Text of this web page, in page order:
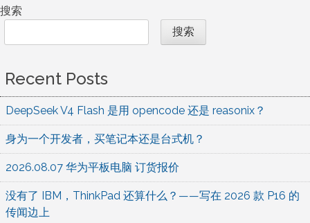
搜索
搜索
Recent Posts
DeepSeek V4 Flash 是用 opencode 还是 reasonix？
身为一个开发者，买笔记本还是台式机？
2026.08.07 华为平板电脑 订货报价
没有了 IBM，ThinkPad 还算什么？——写在 2026 款 P16 的
传闻边上